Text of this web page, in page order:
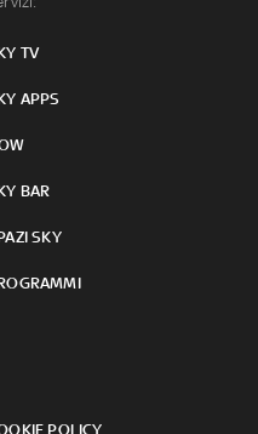
TV
APPS
BAR
SKY
POLICY